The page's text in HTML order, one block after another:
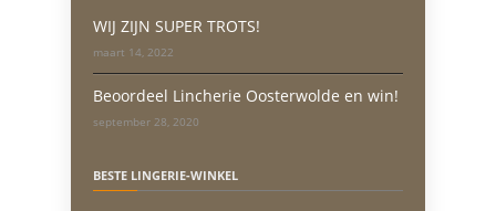
WIJ ZIJN SUPER TROTS!
maart 14, 2022
Beoordeel Lincherie Oosterwolde en win!
september 28, 2020
BESTE LINGERIE-WINKEL